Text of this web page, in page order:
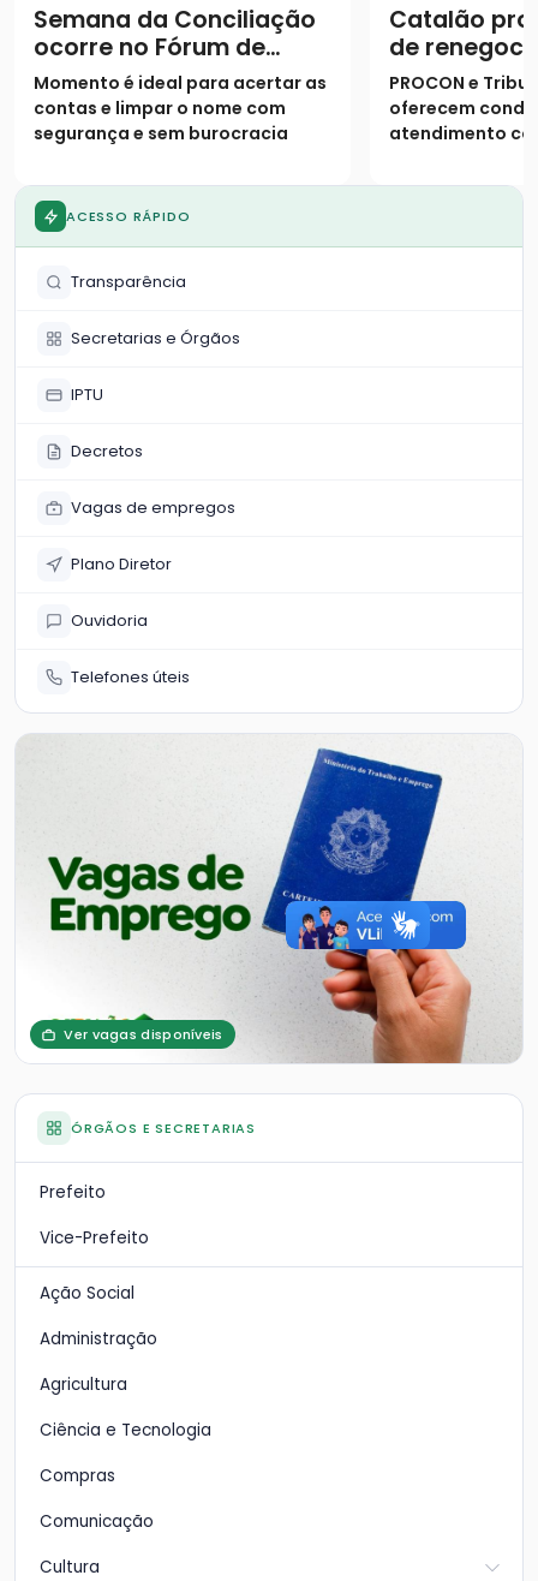
Semana da Conciliação
ocorre no Fórum de
Catalão com condições
especiais para negociar
dívidas
Momento é ideal para acertar as
contas e limpar o nome com
segurança e sem burocracia
Catalão
de
dívidas
Semana
Conciliação
PROCON e
oferecem
atendimento
ACESSO RÁPIDO
Transparência
Secretarias e Órgãos
IPTU
Decretos
Vagas de empregos
Plano Diretor
Ouvidoria
Telefones úteis
Ver vagas disponíveis
ÓRGÃOS E SECRETARIAS
Prefeito
Vice-Prefeito
Ação Social
Administração
Agricultura
Ciência e Tecnologia
Compras
Comunicação
Cultura